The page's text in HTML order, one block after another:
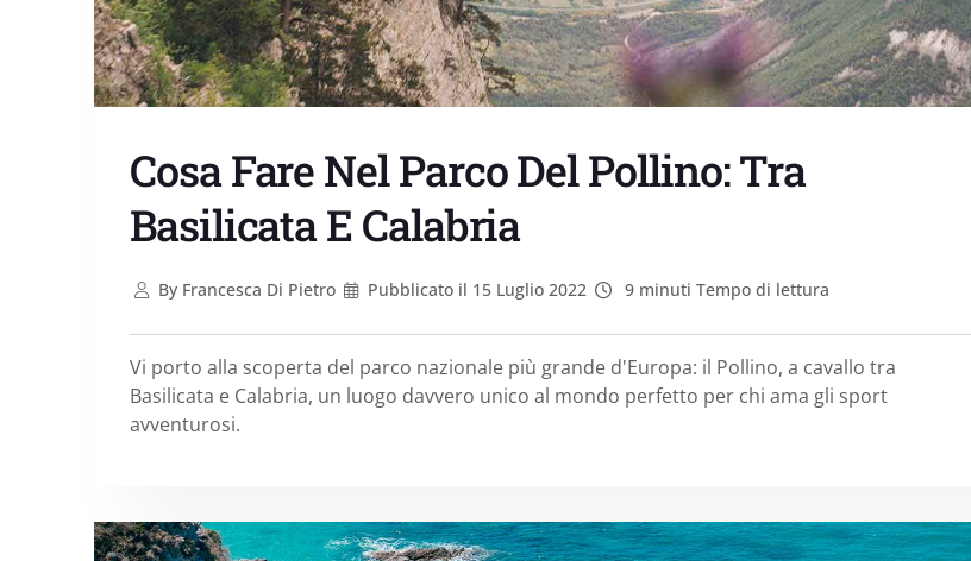
Cosa Fare Nel Parco Del Pollino: Tra
Basilicata E Calabria
ByFrancesca Di Pietro Pubblicato il 15 Luglio 2022 9 minuti Tempo di lettura
Vi porto alla scoperta del parco nazionale più grande d'Europa: il Pollino, a cavallo tra
Basilicata e Calabria, un luogo davvero unico al mondo perfetto per chi ama gli sport
avventurosi.